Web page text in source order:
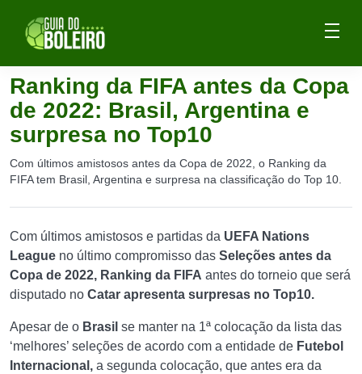
Ranking da FIFA antes da Copa
de 2022: Brasil, Argentina e
surpresa no Top10
Com últimos amistosos antes da Copa de 2022, o Ranking da
FIFA tem Brasil, Argentina e surpresa na classificação do Top 10.
Com últimos amistosos e partidas da UEFA Nations
League no último compromisso das Seleções antes da
Copa de 2022, Ranking da FIFA antes do torneio que será
disputado no Catar apresenta surpresas no Top10.
Apesar de o Brasil se manter na 1ª colocação da lista das
‘melhores’ seleções de acordo com a entidade de Futebol
Internacional, a segunda colocação, que antes era da